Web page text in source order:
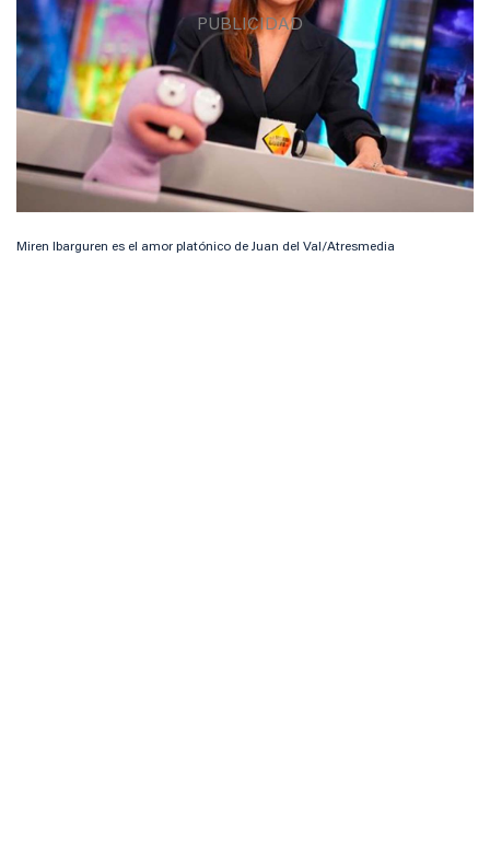
Miren Ibarguren es el amor platónico de Juan del Val/Atresmedia